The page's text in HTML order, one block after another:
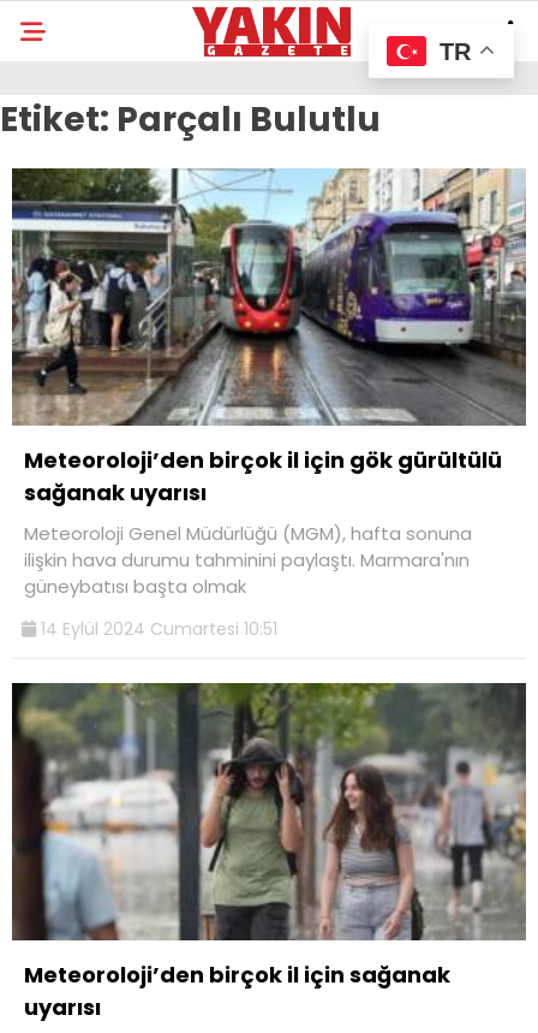
Etiket: Parçalı Bulutlu
Meteoroloji’den birçok il için gök gürültülü
sağanak uyarısı
Meteoroloji Genel Müdürlüğü (MGM), hafta sonuna
ilişkin hava durumu tahminini paylaştı. Marmara'nın
güneybatısı başta olmak
14 Eylül 2024 Cumartesi 10:51
Meteoroloji’den birçok il için sağanak
uyarısı
TR